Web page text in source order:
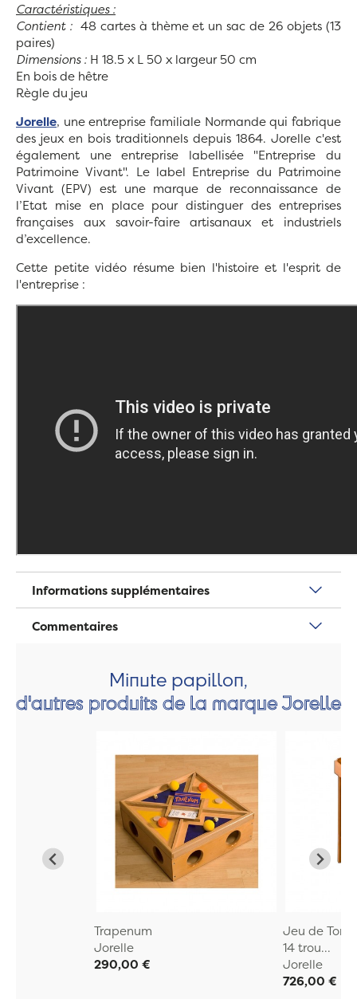
Caractéristiques :
Contient :48 cartes à thème et un sac de 26 objets (13
paires)
Dimensions : H 18.5 x L 50 x largeur 50 cm
En bois de hêtre
Règle du jeu
Jorelle, une entreprise familiale Normande qui fabrique
des jeux en bois traditionnels depuis 1864. Jorelle c'est
également une entreprise labellisée "Entreprise du
Patrimoine Vivant". Le label Entreprise du Patrimoine
Vivant (EPV) est une marque de reconnaissance de
l’Etat mise en place pour distinguer des entreprises
françaises aux savoir-faire artisanaux et industriels
d’excellence.
Cette petite vidéo résume bien l'histoire et l'esprit de
l'entreprise :
Informations supplémentaires
Commentaires
Minute papillon,
d'autres produits de la marque Jorelle
Trapenum
Jorelle
290,00 €
Jeu de
14 trou...
Jorelle
726,00 €